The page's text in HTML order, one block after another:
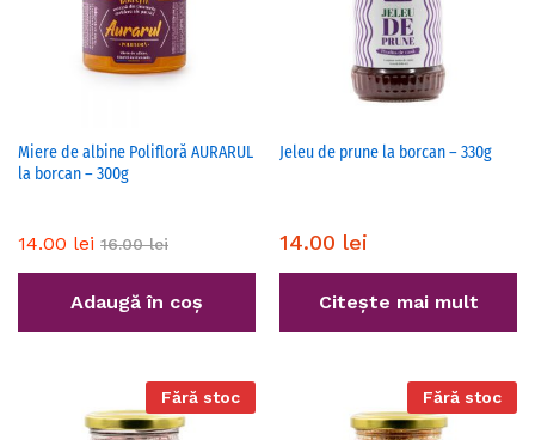
Miere de albine Polifloră AURARUL
la borcan – 300g
14.00 lei 16.00lei
Adaugă în coș
Jeleu de prune la borcan – 330g
14.00 lei
Citește mai mult
Fără stoc Fără stoc